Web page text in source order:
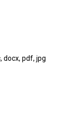
docx, pdf, jpg